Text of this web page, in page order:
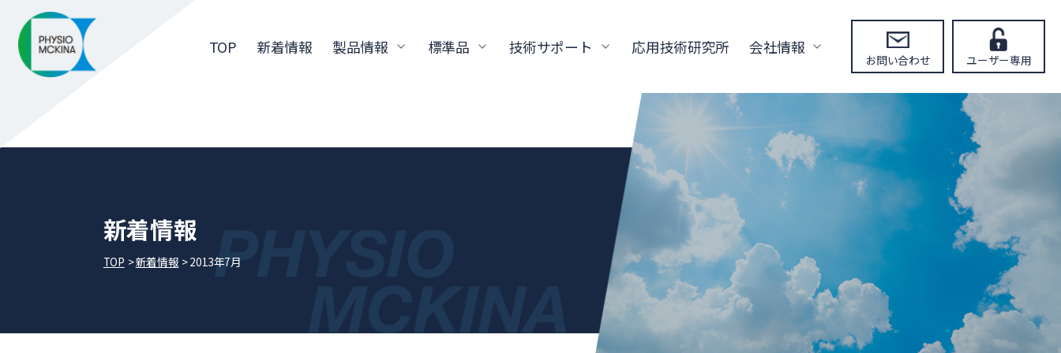
TOP 新着情報 製品情報 標準品 技術サポート 応用技術研究所 会社情報
お問い合わせ ユーザー専用
新着情報
TOP 新着情報 2013年7月